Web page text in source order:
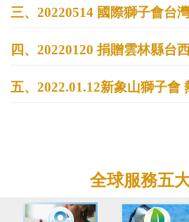
四、20220120 捐贈雲林縣台
全球服務五